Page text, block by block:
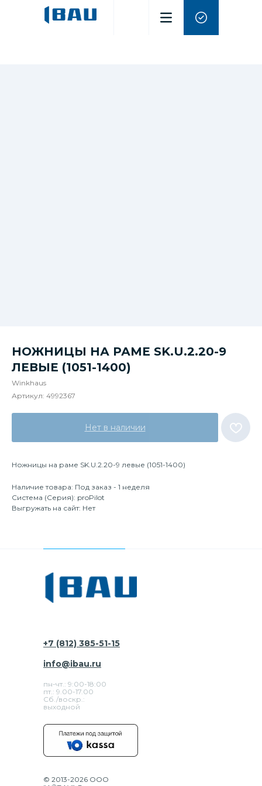
НОЖНИЦЫ НА РАМЕ SK.U.2.20-9
ЛЕВЫЕ (1051-1400)
Winkhaus
Артикул: 4992367
Нет в наличии
Ножницы на раме SK.U.2.20-9 левые (1051-1400)
Наличие товара: Под заказ - 1 неделя
Система (Серия): proPilot
Выгружать на сайт: Нет
+7 (812) 385-51-15
пн-чт.: 9:00-18:00
пт.: 9.00-17.00
Сб./воскр.:
выходной
info@ibau.ru
© 2013-2026 ООО